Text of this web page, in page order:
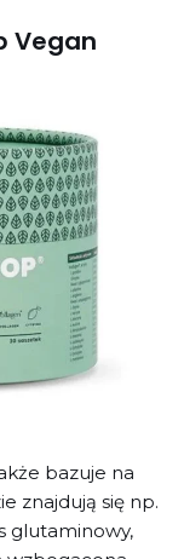
Vegan
bazuje na
znajdują się np.
glutaminowy,